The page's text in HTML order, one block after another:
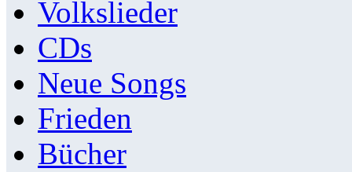
Volkslieder
CDs
Neue Songs
Frieden
Bücher